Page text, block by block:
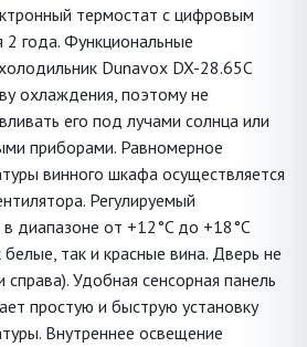
термостат с цифровым
2 года. Функциональные
Dunavox DX-28.65C
охлаждения, поэтому не
его под лучами солнца или
приборами. Равномерное
винного шкафа осуществляется
Регулируемый
диапазоне от +12°C до +18°C
белые, так и красные вина. Дверь не
Удобная сенсорная панель
простую и быструю установку
Внутреннее освещение